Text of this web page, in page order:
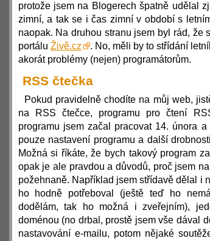
protože jsem na Blogerech špatně udělal
zimní, a tak se i čas zimní v období s
naopak. Na druhou stranu jsem byl rád, že
portálu Živě.cz
. No, měli by to střídání
akorát problémy (nejen) programátorům.
RSS čtečka
Pokud pravidelně chodíte na můj web,
na RSS čtečce, programu pro čtení
programu jsem začal pracovat 14. února
pouze nastavení programu a další
Možná si říkáte, že bych takový program
opak je ale pravdou a důvodů, proč jsem
požehnaně. Například jsem střídavě dělal i
ho hodně potřeboval (ještě teď ho
dodělám, tak ho možná i zveřejním),
doménou (no drbal, prostě jsem vše dával
nastavování e-mailu, potom nějaké